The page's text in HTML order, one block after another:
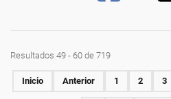
Resultados 49 - 60 de 719
Inicio Anterior 1 2 3